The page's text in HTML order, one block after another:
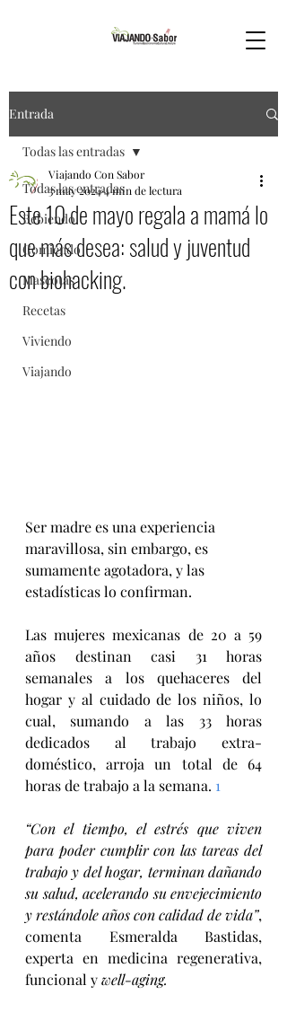
Entrada
Todas las entradas
Bebiendo
Comiendo
Mascotas
Recetas
Viviendo
Viajando
Todas las entradas
Este 10 de mayo regala a mamá lo
que más desea: salud y juventud
con biohacking.
Viajando Con Sabor
3 may 20244 min de lectura
Ser madre es una experiencia
maravillosa, sin embargo, es
sumamente agotadora, y las
estadísticas lo confirman.
Las mujeres mexicanas de 20 a 59
años destinan casi 31 horas
semanales a los quehaceres del
hogar y al cuidado de los niños, lo
cual, sumando a las 33 horas
dedicados al trabajo extra-
doméstico, arroja un total de 64
horas de trabajo a la semana. 1
“Con el tiempo, el estrés que viven
para poder cumplir con las tareas del
trabajo y del hogar, terminan dañando
su salud, acelerando su envejecimiento
y restándole años con calidad de vida”,
comenta Esmeralda Bastidas,
experta en medicina regenerativa,
funcional y well-aging.